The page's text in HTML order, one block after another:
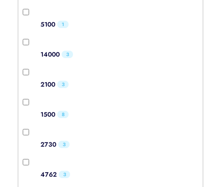
5100 1
14000 3
2100 3
1500 8
2730 3
4762 3